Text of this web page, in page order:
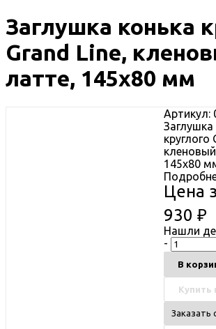
Заглушка конька
Grand Line,
латте, 145x80 мм
Артикул:
Заглушка
круглого
145x80
Цена
930 ₽
Нашли
-
В
Купить
Заказать